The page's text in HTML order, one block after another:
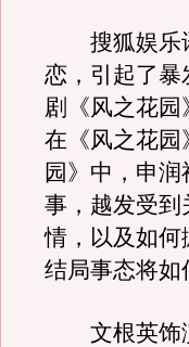
搜狐娱乐讯
恋，引起了
剧《风之花
在《风之花园
园》中，申
事，越发受到
情，以及如何
结局事态将如
文根英饰演